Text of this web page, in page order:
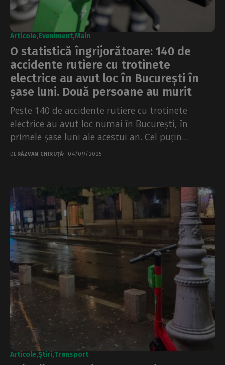
Articole Eveniment Main
O statistică îngrijorătoare: 140 de
accidente rutiere cu trotinete
electrice au avut loc în București în
șase luni. Două persoane au murit
Peste 140 de accidente rutiere cu trotinete
electrice au avut loc numai în București, în
primele șase luni ale acestui an. Cel puțin...
DE RĂZVAN CHIRUȚĂ 04/09/2025
Articole Știri Transport